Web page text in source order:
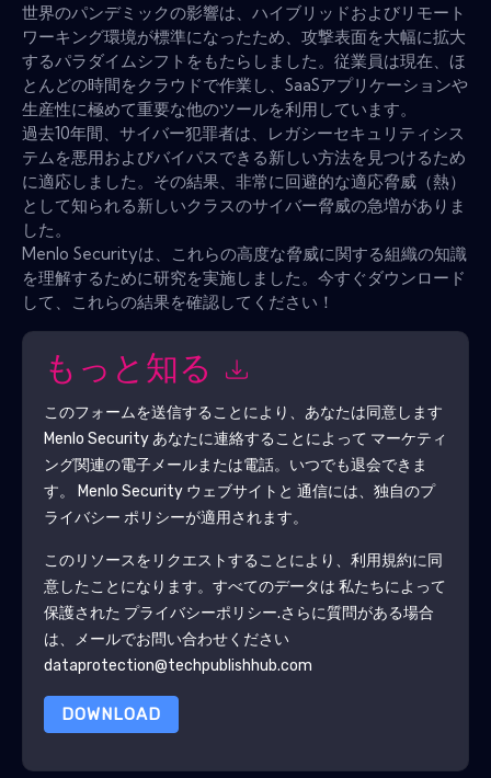
世界のパンデミックの影響は、ハイブリッドおよびリモート
ワーキング環境が標準になったため、攻撃表面を大幅に拡大
するパラダイムシフトをもたらしました。従業員は現在、ほ
とんどの時間をクラウドで作業し、SaaSアプリケーションや
生産性に極めて重要な他のツールを利用しています。
過去10年間、サイバー犯罪者は、レガシーセキュリティシス
テムを悪用およびバイパスできる新しい方法を見つけるため
に適応しました。その結果、非常に回避的な適応脅威（熱）
として知られる新しいクラスのサイバー脅威の急増がありま
した。
Menlo Securityは、これらの高度な脅威に関する組織の知識
を理解するために研究を実施しました。今すぐダウンロード
して、これらの結果を確認してください！
もっと知る
このフォームを送信することにより、あなたは同意します
Menlo Securityあなたに連絡することによって マーケティ
ング関連の電子メールまたは電話。いつでも退会できま
す。
Menlo Securityウェブサイトと 通信には、独自のプ
ライバシー ポリシーが適用されます。
このリソースをリクエストすることにより、利用規約に同
意したことになります。すべてのデータは 私たちによって
保護された プライバシーポリシー.さらに質問がある場合
は、メールでお問い合わせください
dataprotection@techpublishhub.com
DOWNLOAD